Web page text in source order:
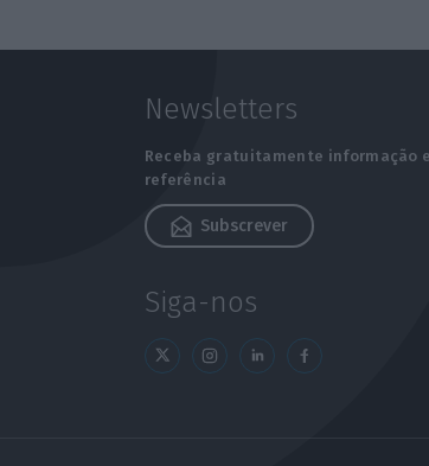
Newsletters
Receba gratuitamente informação
referência
Subscrever
Siga-nos